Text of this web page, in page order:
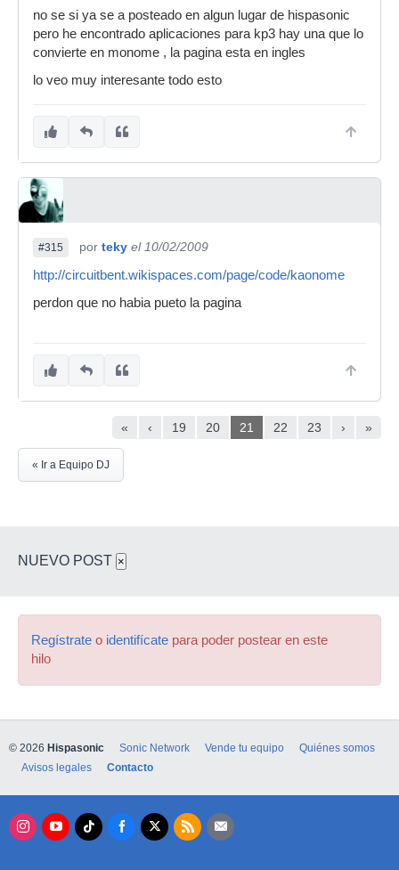
no se si ya se a posteado en algun lugar de hispasonic
pero he encontrado aplicaciones para kp3 hay una que lo
convierte en monome , la pagina esta en ingles
lo veo muy interesante todo esto
#315 por teky el 10/02/2009
http://circuitbent.wikispaces.com/page/code/kaonome
perdon que no habia pueto la pagina
« ‹ 19 20 21 22 23 › »
« Ir a Equipo DJ
NUEVO POST ×
Regístrate o identifícate para poder postear en este
hilo
© 2026 Hispasonic Sonic Network Vende tu equipo
Quiénes somos
Avisos legales
Contacto